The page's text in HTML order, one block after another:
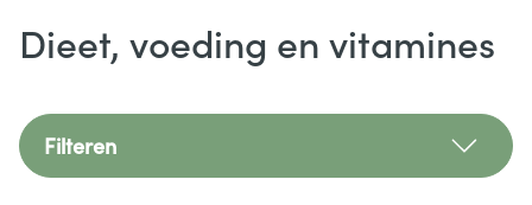
Dieet, voeding en vitamines
Filteren